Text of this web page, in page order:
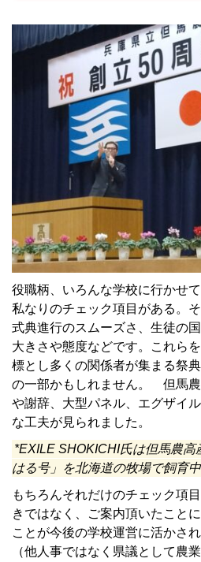
役職柄、いろんな学校に行かせ
私なりのチェック項目がある。
式典進行のスムーズさ、生徒の
大きさや態度などです。これら
標とし多くの関係者が集まる祭
の一部かもしれません。 但馬
や謝辞、大型パネル、エグザイ
な工夫が見られました。
*EXILE SHOKICHI氏は但馬農高
はる号」を北海道の牧場で飼育中
もちろんそれだけのチェック項
きではなく、ご案内頂いたこと
ことが今後の学校運営に活かさ
（他人事ではなく県議として農